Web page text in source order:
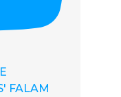
FALAM